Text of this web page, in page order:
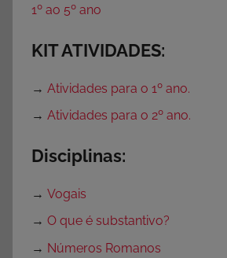
1º ao 5º ano
KIT ATIVIDADES:
→ Atividades para o 1º ano.
→ Atividades para o 2º ano.
Disciplinas:
→ Vogais
→ O que é substantivo?
→ Números Romanos